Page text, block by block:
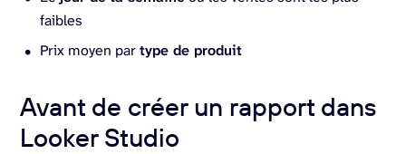
faibles
Prix moyen partype de produit
Avant de créer un rapport dans
Looker Studio